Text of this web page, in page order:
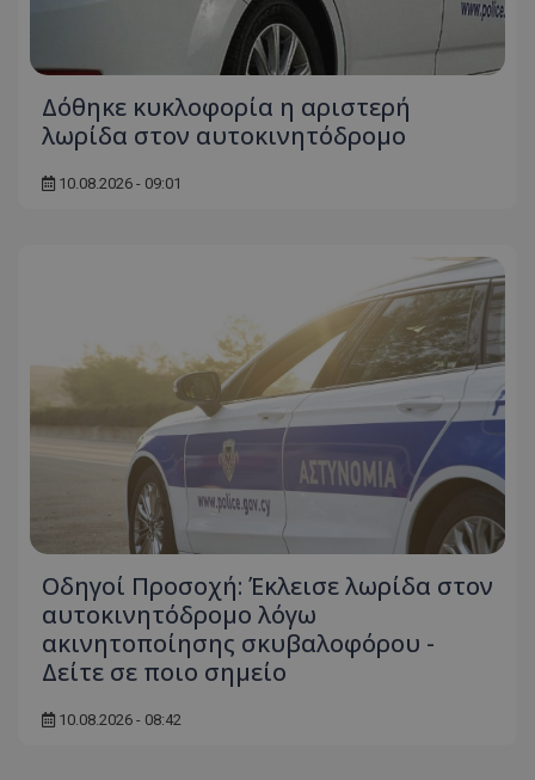
Δόθηκε κυκλοφορία η αριστερή
λωρίδα στον αυτοκινητόδρομο
10.08.2026 - 09:01
Οδηγοί Προσοχή: Έκλεισε λωρίδα στον
αυτοκινητόδρομο λόγω
ακινητοποίησης σκυβαλοφόρου -
Δείτε σε ποιο σημείο
10.08.2026 - 08:42